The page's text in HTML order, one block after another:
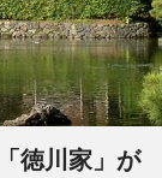
徳川家」が